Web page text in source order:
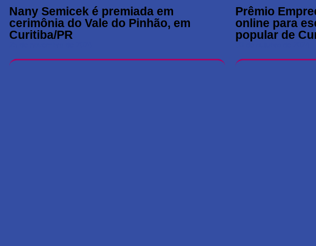
Nany Semicek é premiada em
cerimônia do Vale do Pinhão, em
Curitiba/PR
Prêmio
online para
popular de